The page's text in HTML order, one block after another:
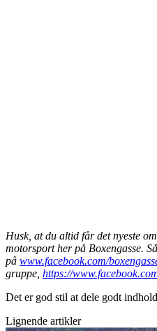
Husk, at du altid får det nyeste
motorsport her på Boxengasse.
på www.facebook.com/
gruppe, https://
Det er god stil at dele godt
Lignende artikler